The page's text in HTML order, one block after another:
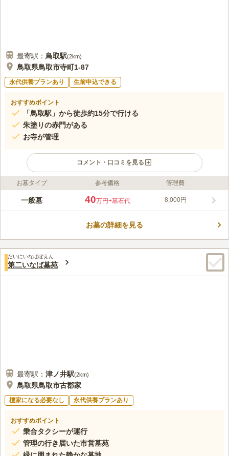
最寄駅： 鳥取駅(2km)
鳥取県鳥取市寺町1-87
永代供養プランあり 生前申込できる
おすすめポイント
「鳥取駅」から徒歩約15分で行ける
朱塗りの赤門がある
お寺が管理
コメント・口コミを見る
ライフドット編集部のコメント
妙要寺墓地は「赤門さん」という愛称で地域の方々から親しまれ
心して任せることができるのも魅力のひとつです。 近くには飲
口コミ評価
この霊園はまだ誰からも評価されていません。
お墓タイプ 参考価格 管理費
一般墓 40万円+墓石代 8,000円
お墓の詳細を見る
だいにいなばぼえん
第二いなば墓苑
最寄駅： 津ノ井駅(2km)
鳥取県鳥取市古郡家
檀家になる必要なし 永代供養プランあり
おすすめポイント
乗合タクシーが運行
管理の行き届いた市営墓苑